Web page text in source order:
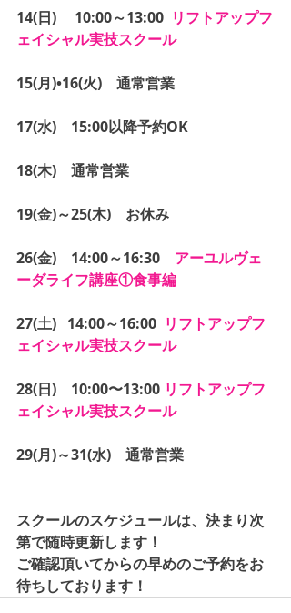
14(日) 　10:00～13:00 リフトアップフ
ェイシャル実技スクール
15(月)•16(火)　通常営業
17(水)　15:00以降予約OK
18(木)　通常営業
19(金)～25(木)　お休み
26(金)　14:00～16:30 アーユルヴェ
ーダライフ講座①食事編
27(土)   14:00～16:00 リフトアップフ
ェイシャル実技スクール
28(日)　10:00〜13:00 リフトアップフ
ェイシャル実技スクール
29(月)～31(水)　通常営業
スクールのスケジュールは、決まり次
第で随時更新します！
ご確認頂いてからの早めのご予約をお
待ちしております！